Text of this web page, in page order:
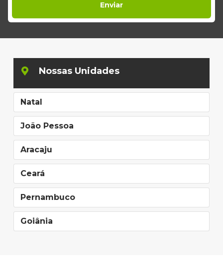
Enviar
Nossas Unidades
Natal
João Pessoa
Aracaju
Ceará
Pernambuco
Goiânia